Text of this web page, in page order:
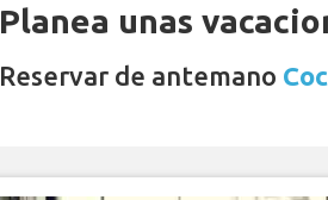
Planea unas
Reservar de antemano